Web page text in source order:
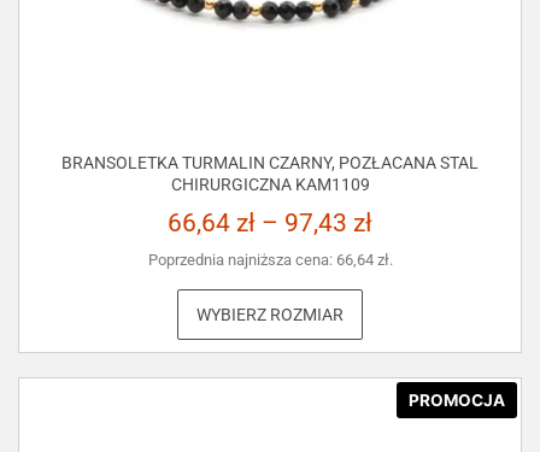
BRANSOLETKA TURMALIN CZARNY, POZŁACANA STAL
CHIRURGICZNA KAM1109
66,64 zł – 97,43 zł
Poprzednia najniższa cena: 66,64 zł.
WYBIERZ ROZMIAR
PROMOCJA